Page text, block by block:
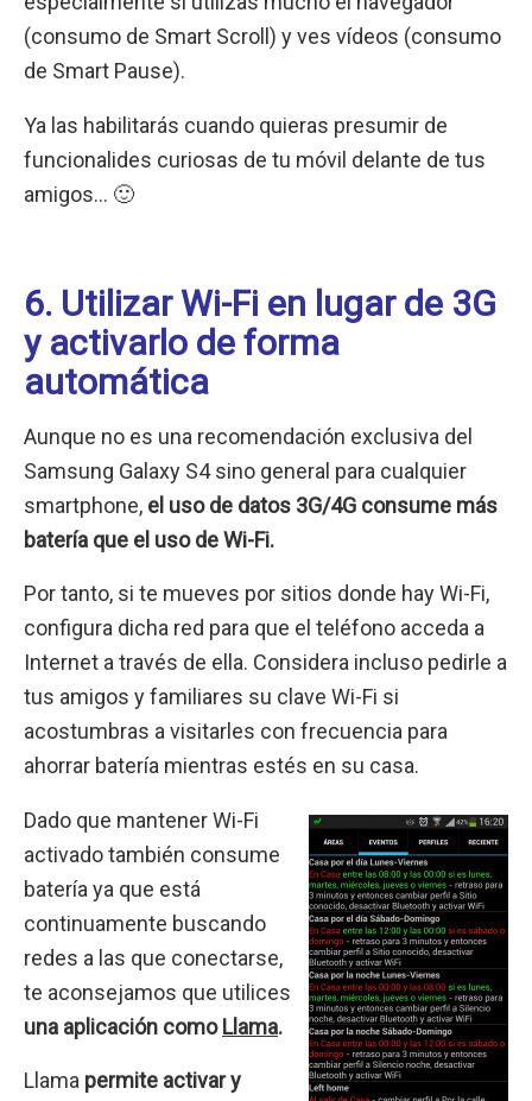
(consumo de Smart Scroll) y ves vídeos (consumo
de Smart Pause).
Ya las habilitarás cuando quieras presumir de
funcionalides curiosas de tu móvil delante de tus
amigos… 🙂
6. Utilizar Wi-Fi en lugar de 3G
y activarlo de forma
automática
Aunque no es una recomendación exclusiva del
Samsung Galaxy S4 sino general para cualquier
smartphone, el uso de datos 3G/4G consume más
batería que el uso de Wi-Fi.
Por tanto, si te mueves por sitios donde hay Wi-Fi,
configura dicha red para que el teléfono acceda a
Internet a través de ella. Considera incluso pedirle a
tus amigos y familiares su clave Wi-Fi si
acostumbras a visitarles con frecuencia para
ahorrar batería mientras estés en su casa.
Dado que mantener Wi-Fi
activado también consume
batería ya que está
continuamente buscando
redes a las que conectarse,
te aconsejamos que utilices
una aplicación comoLlama.
Llama permite activar y